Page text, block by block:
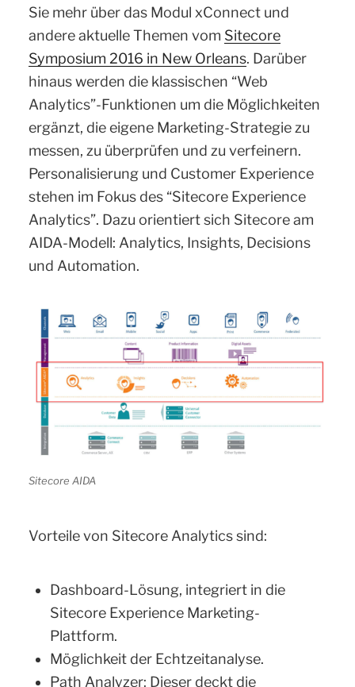
Sie mehr über das Modul xConnect und
andere aktuelle Themen vom Sitecore
Symposium 2016 in New Orleans. Darüber
hinaus werden die klassischen “Web
Analytics”-Funktionen um die Möglichkeiten
ergänzt, die eigene Marketing-Strategie zu
messen, zu überprüfen und zu verfeinern.
Personalisierung und Customer Experience
stehen im Fokus des “Sitecore Experience
Analytics”. Dazu orientiert sich Sitecore am
AIDA-Modell: Analytics, Insights, Decisions
und Automation.
Sitecore AIDA
Vorteile von Sitecore Analytics sind:
Dashboard-Lösung, integriert in die
Sitecore Experience Marketing-
Plattform.
Möglichkeit der Echtzeitanalyse.
Path Analyzer: Dieser deckt die